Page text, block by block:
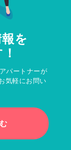
を
パートナーが
気軽にお問い